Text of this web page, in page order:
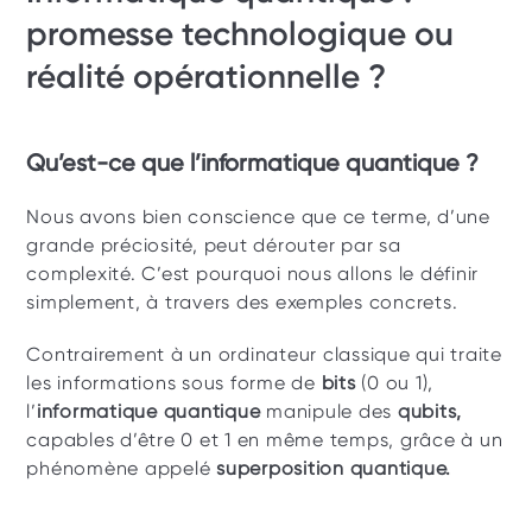
promesse technologique ou
réalité opérationnelle ?
Qu’est-ce que l’informatique quantique ?
Nous avons bien conscience que ce terme, d’une
grande préciosité, peut dérouter par sa
complexité. C’est pourquoi nous allons le définir
simplement, à travers des exemples concrets.
Contrairement à un ordinateur classique qui traite
les informations sous forme de bits (0 ou 1),
l’informatique quantique manipule des qubits,
capables d’être 0 et 1 en même temps, grâce à un
phénomène appelé superposition quantique.